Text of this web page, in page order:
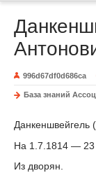
996d67df0d686ca
База знаний
Данкеншвейгель
На 1.7.1814 — 23
Из дворян.